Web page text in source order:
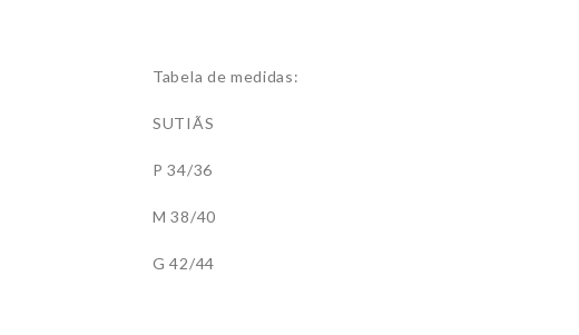
Tabela de medidas:
SUTIÃS
P 34/36
M 38/40
G 42/44